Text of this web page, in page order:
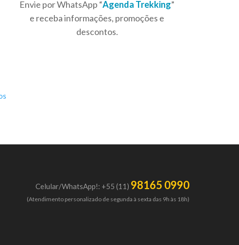
Envie por WhatsApp “Agenda Trekking”
e receba informações, promoções e
descontos.
Celular/WhatsApp!: +55 (11) 98165 0990
(Atendimento personalizado de segunda à sexta das 9h às 18h)